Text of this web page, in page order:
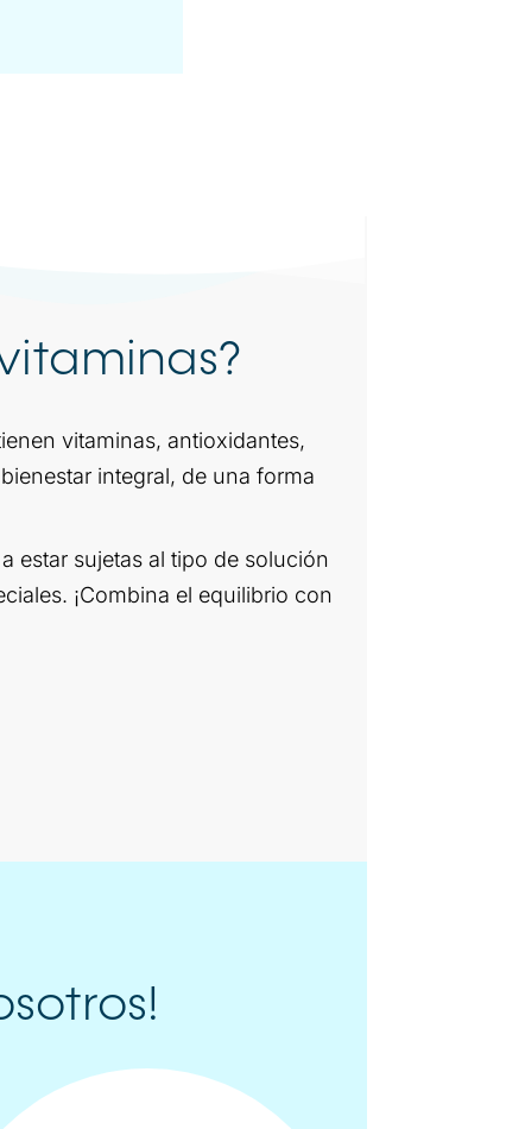
vitaminas, antioxidantes,
integral, de una forma
estar sujetas al tipo de solución
¡Combina el equilibrio con